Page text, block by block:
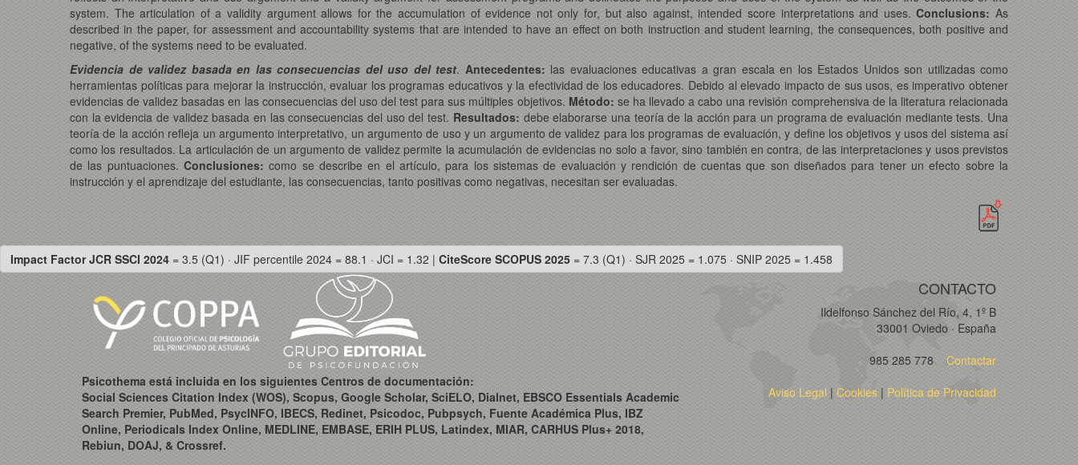
system. The articulation of a validity argument allows for the accumulation of evidence not only for, but also against, intended score interpretations and uses.Conclusions: As
described in the paper, for assessment and accountability systems that are intended to have an effect on both instruction and student learning, the consequences, both positive and
negative, of the systems need to be evaluated.
Evidencia de validez basada en las consecuencias del uso del test. Antecedentes: las evaluaciones educativas a gran escala en los Estados Unidos son utilizadas como
herramientas políticas para mejorar la instrucción, evaluar los programas educativos y la efectividad de los educadores. Debido al elevado impacto de sus usos, es imperativo obtener
evidencias de validez basadas en las consecuencias del uso del test para sus múltiples objetivos. Método: se ha llevado a cabo una revisión comprehensiva de la literatura relacionada
con la evidencia de validez basada en las consecuencias del uso del test. Resultados: debe elaborarse una teoría de la acción para un programa de evaluación mediante tests. Una
teoría de la acción refleja un argumento interpretativo, un argumento de uso y un argumento de validez para los programas de evaluación, y define los objetivos y usos del sistema así
como los resultados. La articulación de un argumento de validez permite la acumulación de evidencias no solo a favor, sino también en contra, de las interpretaciones y usos previstos
de las puntuaciones. Conclusiones: como se describe en el artículo, para los sistemas de evaluación y rendición de cuentas que son diseñados para tener un efecto sobre la
instrucción y el aprendizaje del estudiante, las consecuencias, tanto positivas como negativas, necesitan ser evaluadas.
Impact Factor JCR SSCI 2024 = 3.5 (Q1) · JIF percentile 2024 = 88.1 · JCI = 1.32 | CiteScore SCOPUS 2025 = 7.3 (Q1) · SJR 2025 = 1.075 · SNIP 2025 = 1.458
Psicothema está incluida en los siguientes Centros de documentación:
Social Sciences Citation Index (WOS), Scopus, Google Scholar, SciELO, Dialnet, EBSCO Essentials Academic
Search Premier, PubMed, PsycINFO, IBECS, Redinet, Psicodoc, Pubpsych, Fuente Académica Plus, IBZ
Online, Periodicals Index Online, MEDLINE, EMBASE, ERIH PLUS, Latindex, MIAR, CARHUS Plus+ 2018,
Rebiun, DOAJ, & Crossref.
CONTACTO
Ildelfonso Sánchez del Río, 4, 1º B
33001 Oviedo · España
985 285 778 Contactar
Aviso Legal | Cookies | Política de Privacidad